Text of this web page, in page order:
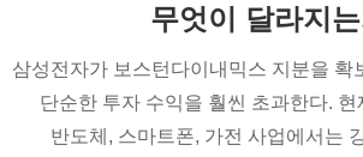
무엇이 달라지
삼성전자가 보스턴다이내믹스 지분을 확
단순한 투자 수익을 훨씬 초과한다. 현
반도체, 스마트폰, 가전 사업에서는